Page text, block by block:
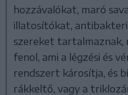
hozzávalókat, maró
illatosítókat,
szereket tartalmaznak,
fenol, ami a légzési és
rendszert károsítja, és
rákkeltő, vagy a